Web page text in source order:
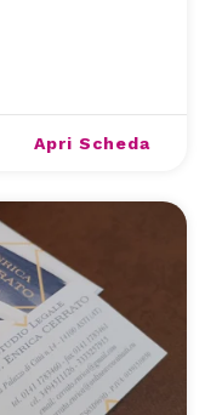
Apri Scheda